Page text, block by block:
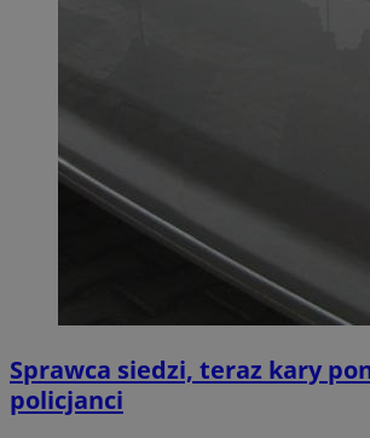
Sprawca siedzi, teraz kary
policjanci